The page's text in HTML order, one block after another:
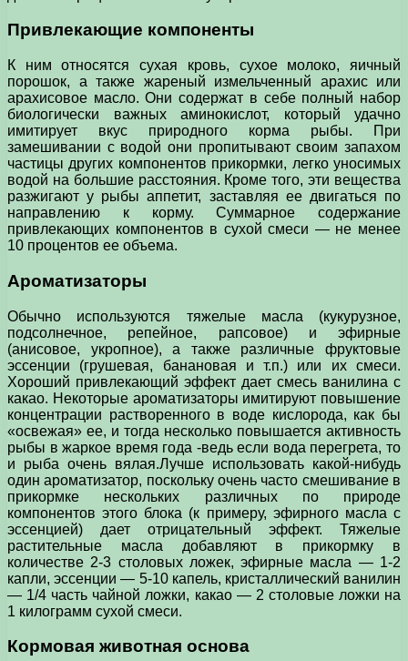
Привлекающие компоненты
К ним относятся сухая кровь, сухое молоко, яичный
порошок, а также жареный измельченный арахис или
арахисовое масло. Они содержат в себе полный набор
биологически важных аминокислот, который удачно
имитирует вкус природного корма рыбы. При
замешивании с водой они пропитывают своим запахом
частицы других компонентов прикормки, легко уносимых
водой на большие расстояния. Кроме того, эти вещества
разжигают у рыбы аппетит, заставляя ее двигаться по
направлению к корму. Суммарное содержание
привлекающих компонентов в сухой смеси — не менее
10 процентов ее объема.
Ароматизаторы
Обычно используются тяжелые масла (кукурузное,
подсолнечное, репейное, рапсовое) и эфирные
(анисовое, укропное), а также различные фруктовые
эссенции (грушевая, банановая и т.п.) или их смеси.
Хороший привлекающий эффект дает смесь ванилина с
какао. Некоторые ароматизаторы имитируют повышение
концентрации растворенного в воде кислорода, как бы
«освежая» ее, и тогда несколько повышается активность
рыбы в жаркое время года -ведь если вода перегрета, то
и рыба очень вялая.Лучше использовать какой-нибудь
один ароматизатор, поскольку очень часто смешивание в
прикормке нескольких различных по природе
компонентов этого блока (к примеру, эфирного масла с
эссенцией) дает отрицательный эффект. Тяжелые
растительные масла добавляют в прикормку в
количестве 2-3 столовых ложек, эфирные масла — 1-2
капли, эссенции — 5-10 капель, кристаллический ванилин
— 1/4 часть чайной ложки, какао — 2 столовые ложки на
1 килограмм сухой смеси.
Кормовая животная основа